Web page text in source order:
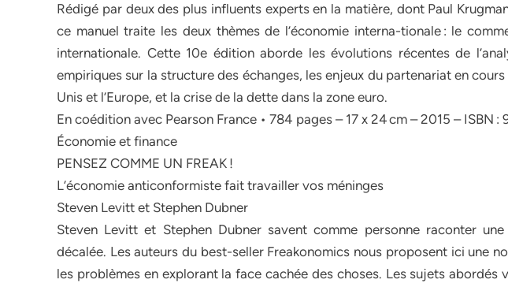
Rédigé par deux des plus influents experts en la matière, dont Paul
ce manuel traite les deux thèmes de l’économie interna-tionale : le
internationale. Cette 10e édition aborde les évolutions récentes de
empiriques sur la structure des échanges, les enjeux du partenariat en
Unis et l’Europe, et la crise de la dette dans la zone euro.
En coédition avec Pearson France • 784 pages – 17 x 24 cm – 2015 – ISBN
Économie et finance
PENSEZ COMME UN FREAK !
L’économie anticonformiste fait travailler vos méninges
Steven Levitt et Stephen Dubner
Steven Levitt et Stephen Dubner savent comme personne raconter
décalée. Les auteurs du best-seller Freakonomics nous proposent ici une
les problèmes en explorant la face cachée des choses. Les sujets abordés